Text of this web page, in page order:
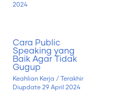
2024
Cara Public
Speaking yang
Baik Agar Tidak
Gugup
Keahlian Kerja / Terakhir
Diupdate29 April 2024